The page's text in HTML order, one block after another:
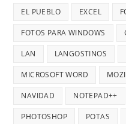
EL PUEBLO EXCEL
FOTOS PARA WINDOWS
LAN LANGOSTINOS
MICROSOFT WORD
NAVIDAD NOTEPAD++
PHOTOSHOP POTAS